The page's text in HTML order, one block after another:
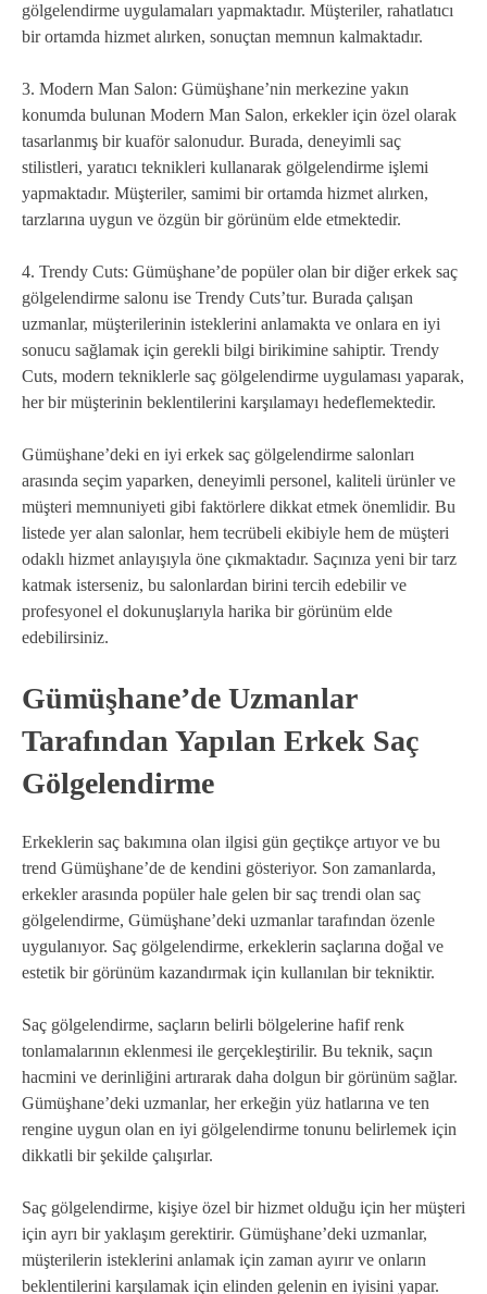
gölgelendirme uygulamaları yapmaktadır. Müşteriler, rahatlatıcı
bir ortamda hizmet alırken, sonuçtan memnun kalmaktadır.
3. Modern Man Salon: Gümüşhane’nin merkezine yakın
konumda bulunan Modern Man Salon, erkekler için özel olarak
tasarlanmış bir kuaför salonudur. Burada, deneyimli saç
stilistleri, yaratıcı teknikleri kullanarak gölgelendirme işlemi
yapmaktadır. Müşteriler, samimi bir ortamda hizmet alırken,
tarzlarına uygun ve özgün bir görünüm elde etmektedir.
4. Trendy Cuts: Gümüşhane’de popüler olan bir diğer erkek saç
gölgelendirme salonu ise Trendy Cuts’tur. Burada çalışan
uzmanlar, müşterilerinin isteklerini anlamakta ve onlara en iyi
sonucu sağlamak için gerekli bilgi birikimine sahiptir. Trendy
Cuts, modern tekniklerle saç gölgelendirme uygulaması yaparak,
her bir müşterinin beklentilerini karşılamayı hedeflemektedir.
Gümüşhane’deki en iyi erkek saç gölgelendirme salonları
arasında seçim yaparken, deneyimli personel, kaliteli ürünler ve
müşteri memnuniyeti gibi faktörlere dikkat etmek önemlidir. Bu
listede yer alan salonlar, hem tecrübeli ekibiyle hem de müşteri
odaklı hizmet anlayışıyla öne çıkmaktadır. Saçınıza yeni bir tarz
katmak isterseniz, bu salonlardan birini tercih edebilir ve
profesyonel el dokunuşlarıyla harika bir görünüm elde
edebilirsiniz.
Gümüşhane’de Uzmanlar
Tarafından Yapılan Erkek Saç
Gölgelendirme
Erkeklerin saç bakımına olan ilgisi gün geçtikçe artıyor ve bu
trend Gümüşhane’de de kendini gösteriyor. Son zamanlarda,
erkekler arasında popüler hale gelen bir saç trendi olan saç
gölgelendirme, Gümüşhane’deki uzmanlar tarafından özenle
uygulanıyor. Saç gölgelendirme, erkeklerin saçlarına doğal ve
estetik bir görünüm kazandırmak için kullanılan bir tekniktir.
Saç gölgelendirme, saçların belirli bölgelerine hafif renk
tonlamalarının eklenmesi ile gerçekleştirilir. Bu teknik, saçın
hacmini ve derinliğini artırarak daha dolgun bir görünüm sağlar.
Gümüşhane’deki uzmanlar, her erkeğin yüz hatlarına ve ten
rengine uygun olan en iyi gölgelendirme tonunu belirlemek için
dikkatli bir şekilde çalışırlar.
Saç gölgelendirme, kişiye özel bir hizmet olduğu için her müşteri
için ayrı bir yaklaşım gerektirir. Gümüşhane’deki uzmanlar,
müşterilerin isteklerini anlamak için zaman ayırır ve onların
beklentilerini karşılamak için elinden gelenin en iyisini yapar.